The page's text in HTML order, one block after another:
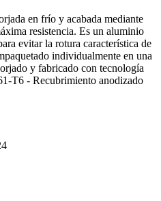
en frío y acabada mediante
resistencia. Es un aluminio
evitar la rotura característica de
individualmente en una
y fabricado con tecnología
T6 - Recubrimiento anodizado